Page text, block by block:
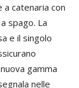
a catenaria con
spago. La
e il singolo
gamma
nelle